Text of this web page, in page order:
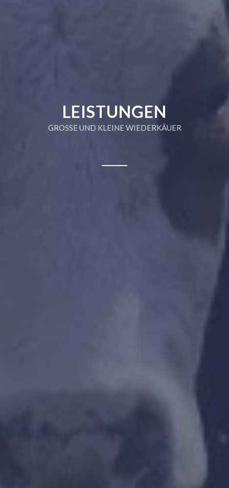
LEISTUNGEN
GROSSE UND KLEINE WIEDERKÄUER